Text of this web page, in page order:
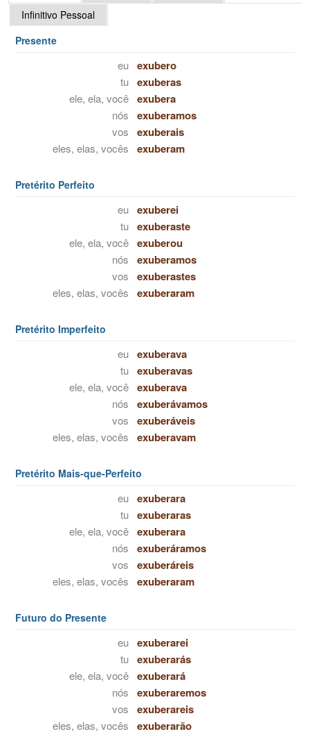
Infinitivo Pessoal
Presente
eu exubero
tu exuberas
ele, ela, você exubera
nós exuberamos
vos exuberais
eles, elas, vocês exuberam
Pretérito Perfeito
eu exuberei
tu exuberaste
ele, ela, você exuberou
nós exuberamos
vos exuberastes
eles, elas, vocês exuberaram
Pretérito Imperfeito
eu exuberava
tu exuberavas
ele, ela, você exuberava
nós exuberávamos
vos exuberáveis
eles, elas, vocês exuberavam
Pretérito Mais-que-Perfeito
eu exuberara
tu exuberaras
ele, ela, você exuberara
nós exuberáramos
vos exuberáreis
eles, elas, vocês exuberaram
Futuro do Presente
eu exuberarei
tu exuberarás
ele, ela, você exuberará
nós exuberaremos
vos exuberareis
eles, elas, vocês exuberarão